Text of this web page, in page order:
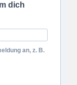
dich
an, z. B.